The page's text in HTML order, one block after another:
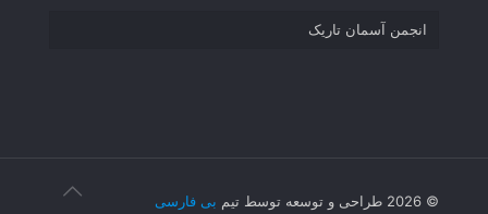
انجمن آسمان تاریک
© 2026 طراحی و توسعه توسط تیم بی فارسی